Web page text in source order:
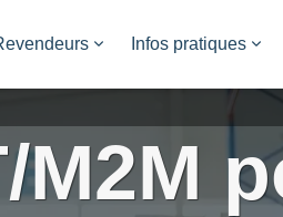
Infos pratiques